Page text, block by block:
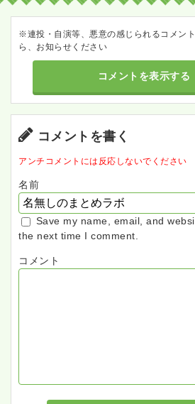
※連投・自演等、悪意の感じられるコメント
ら、お知らせください
コメントを表示する
コメントを書く
アンチコメントには反応しないでください
名前
Save my name, email, and
the next time I comment.
コメント